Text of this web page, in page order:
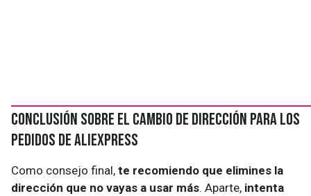
Conclusión sobre el cambio de dirección para los
pedidos de AliExpress
Como consejo final, te recomiendo que elimines la
dirección que no vayas a usar más. Aparte, intenta